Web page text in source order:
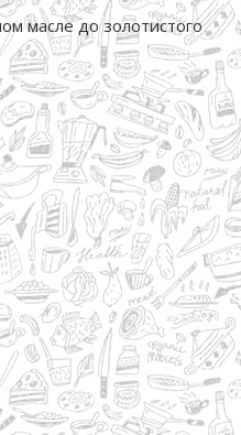
масле до золотистого